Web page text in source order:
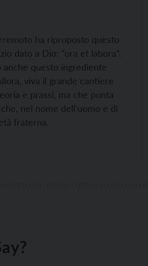
ha riproposto questo
dato a Dio: “ora et labora”.
questo ingrediente
viva il grande cantiere
e prassi, ma che punta
nel nome dell'uomo e di
fraterna.